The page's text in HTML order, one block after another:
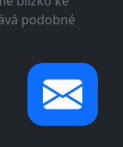
podobné